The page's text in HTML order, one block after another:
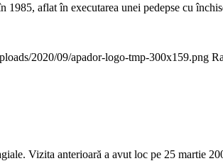
aflat în executarea unei pedepse cu
2020/09/apador-logo-tmp-300x159.png
Vizita anterioară a avut loc pe 25 martie